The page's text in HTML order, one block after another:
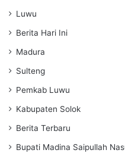
Luwu
Berita Hari Ini
Madura
Sulteng
Pemkab Luwu
Kabupaten Solok
Berita Terbaru
Bupati Madina Saipullah